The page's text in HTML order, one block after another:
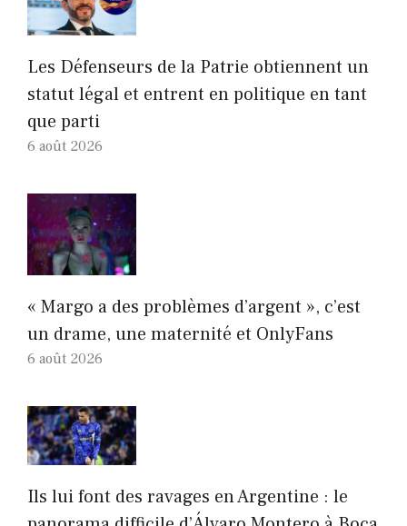
Les Défenseurs de la Patrie obtiennent un
statut légal et entrent en politique en tant
que parti
6 août 2026
« Margo a des problèmes d’argent », c’est
un drame, une maternité et OnlyFans
6 août 2026
Ils lui font des ravages en Argentine : le